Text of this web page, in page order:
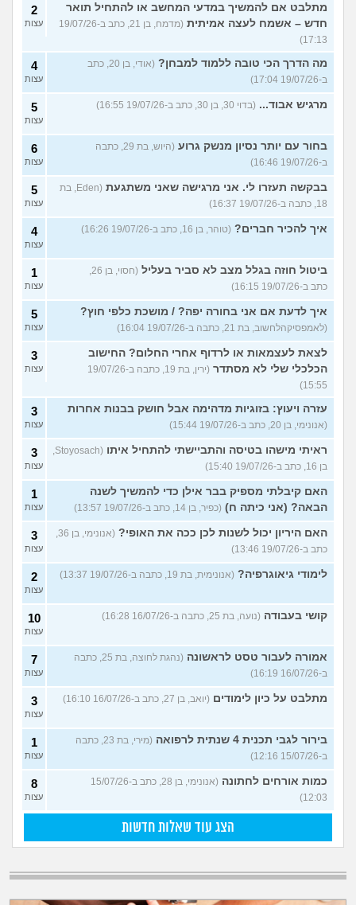
מתלבט אם להמשיך במדעי המחשב או להתחיל תואר
חדש – אשמח לעצה אמיתית
(מדמח, בן 21, כתב ב-19/07/26
17:13)
2
עצות
מה הדרך הכי טובה ללמוד למבחן?
(אודי, בן 20, כתב
ב-19/07/26 17:04)
4
עצות
מרגיש אבוד... (בדוי 30, בן 30, כתב ב-19/07/26 16:55) 5
עצות
בחור עם יותר נסיון מנשק גרוע
(היוש, בת 29, כתבה
ב-19/07/26 16:46)
6
עצות
בבקשה תעזרו לי. אני מרגישה שאני משתגעת
(Eden, בת
18, כתבה ב-19/07/26 16:37)
5
עצות
איך להכיר חברים? (טוהר, בן 16, כתב ב-19/07/26 16:26) 4
עצות
ביטול חוזה בגלל מצב לא סביר בעליל
כתב ב-19/07/26 16:15)
1
עצות
איך לדעת אם אני בחורה יפה? / מושכת כלפי חוץ?
(לאמפסיקהלחשוב, בת 21, כתבה ב-19/07/26 16:04)
5
עצות
לצאת לעצמאות או לרדוף אחרי החלום? החישוב
הכלכלי שלי לא מסתדר
(ירין, בת 19, כתבה ב-19/07/26
15:55)
3
עצות
עזרה ויעוץ: בזוגיות מדהימה אבל חושק בבנות אחרות
(אנונימי, בן 20, כתב ב-19/07/26 15:44)
3
עצות
ראיתי מישהו בטיסה והתביישתי להתחיל איתו
בן 16, כתב ב-19/07/26 15:40)
3
עצות
האם קיבלתי מספיק בבר אילן כדי להמשיך לשנה
הבאה? (אני כיתה ח) (כפיר, בן 14, כתב ב-19/07/26 13:57)
1
עצות
האם היריון יכול לשנות לכן ככה את האופי?
כתב ב-19/07/26 13:46)
3
עצות
לימודי גיאוגרפיה? (אנונימית, בת 19, כתבה ב-19/07/26 13:37) 2
עצות
קושי בעבודה (נועה, בת 25, כתבה ב-16/07/26 16:28) 10
עצות
אמורה לעבור טסט לראשונה
(נהגת לחוצה, בת 25, כתבה
ב-16/07/26 16:19)
7
עצות
מתלבט על כיון לימודים (יואב, בן 27, כתב ב-16/07/26 16:10) 3
עצות
בירור לגבי תכנית 4 שנתית לרפואה
(מירי, בת 23, כתבה
ב-15/07/26 12:16)
1
עצות
כמות אורחים לחתונה
(אנונימי, בן 28, כתב ב-15/07/26
12:03)
8
עצות
הצג עוד שאלות חדשות